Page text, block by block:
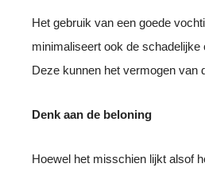
Het gebruik van een goede
minimaliseert ook de
Deze kunnen het vermogen van
Denk aan de beloning
Hoewel het misschien lijkt alsof